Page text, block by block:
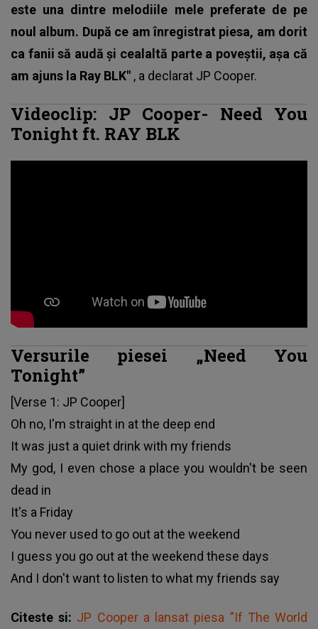
este una dintre melodiile mele preferate de pe
noul album. După ce am înregistrat piesa, am dorit
ca fanii să audă și cealaltă parte a poveștii, așa că
am ajuns la Ray BLK" , a declarat JP Cooper.
Videoclip: JP Cooper- Need You
Tonight ft. RAY BLK
Versurile piesei „Need You
Tonight”
[Verse 1: JP Cooper]
Oh no, I'm straight in at the deep end
It was just a quiet drink with my friends
My god, I even chose a place you wouldn't be seen
dead in
It's a Friday
You never used to go out at the weekend
I guess you go out at the weekend these days
And I don't want to listen to what my friends say
Citeste si: JP Cooper a lansat piesa ”If The World